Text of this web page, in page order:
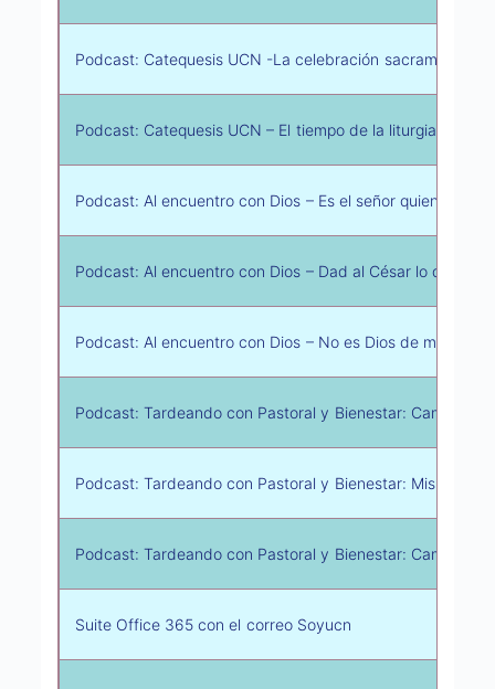
Podcast: Catequesis UCN -La celebración sacramental
Podcast: Catequesis UCN – El tiempo de la liturgia
Podcast: Al encuentro con Dios – Es el señor quien lo ha
Podcast: Al encuentro con Dios – Dad al César lo que es
Podcast: Al encuentro con Dios – No es Dios de muertos
Podcast: Tardeando con Pastoral y Bienestar: Camino
Podcast: Tardeando con Pastoral y Bienestar: Misión
Podcast: Tardeando con Pastoral y Bienestar: Campaña
Suite Office 365 con el correo Soyucn